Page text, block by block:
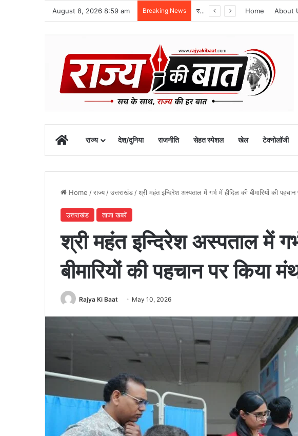
August 8, 2026 8:59 am Breaking News स्वतंत्रता दिवस समारोह की तैयारियां तेज, डीएम ने की तैयारियों की समीक्षा Home About
Homeराज्य देश/दुनिया राजनीति सेहत स्पेशल खेल टेक्नोलॉजी
Home /राज्य /उत्तराखंड /श्री महंत इन्दिरेश अस्पताल में गर्भ में हीदिल की बीमारियों की
उत्तराखंड ताजा खबरें
श्री महंत इन्दिरेश अस्पताल में
बीमारियों की पहचान पर किया
Rajya Ki Baat May 10, 2026